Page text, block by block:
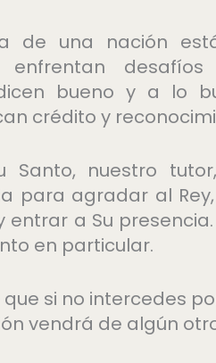
de una nación
enfrentan
bueno y a lo
crédito y
Santo, nuestro
para agradar al
a Su
en particular.
si no intercedes
vendrá de algún